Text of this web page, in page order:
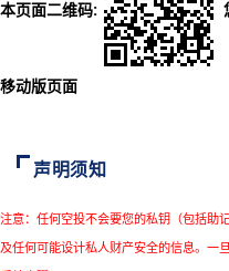
本页面二维码:
移动版页面
声明须知
注意：任何空投不会要您的私钥（包括助
及任何可能设计私人财产安全的信息。一